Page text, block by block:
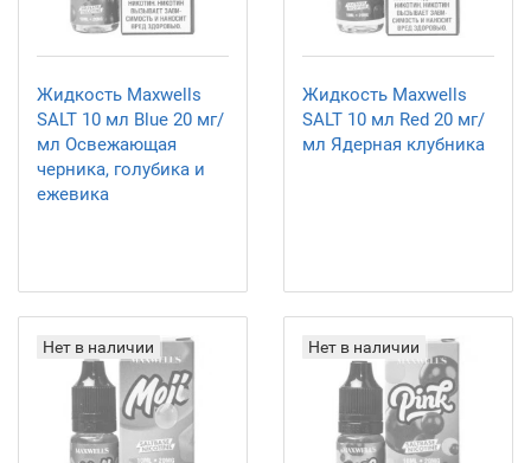
Жидкость Maxwells
SALT 10 мл Blue 20 мг/
мл Освежающая
черника, голубика и
ежевика
Жидкость Maxwells
SALT 10 мл Red 20 мг/
мл Ядерная клубника
Нет в наличии Нет в наличии